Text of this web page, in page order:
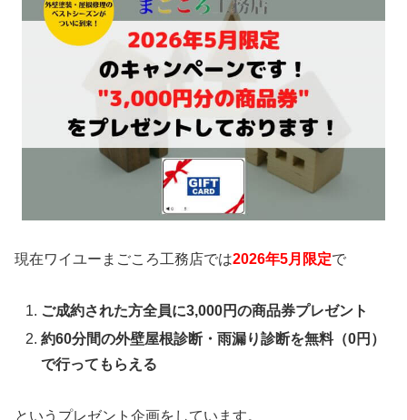
現在ワイユーまごころ工務店では2026年5月限定で
ご成約された方全員に3,000円の商品券プレゼント
約60分間の外壁屋根診断・雨漏り診断を無料（0円）
で行ってもらえる
というプレゼント企画をしています。